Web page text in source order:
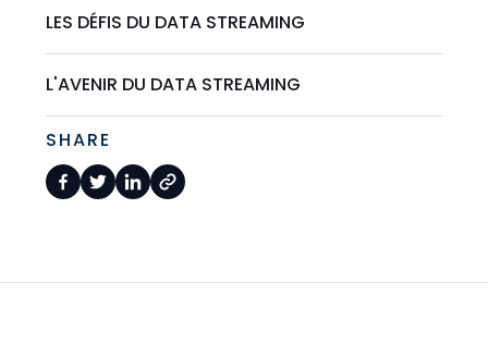
LES DÉFIS DU DATA STREAMING
L'AVENIR DU DATA STREAMING
SHARE